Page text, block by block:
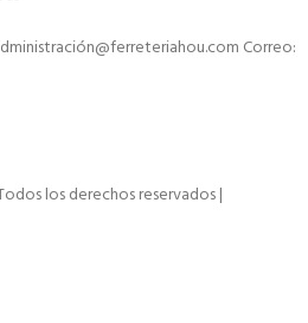
Correo:
los derechos reservados |